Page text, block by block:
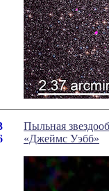
Пыльная
«Джеймс Уэбб»